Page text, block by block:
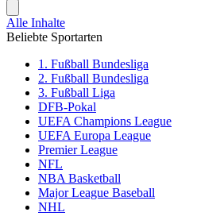
Alle Inhalte
Beliebte Sportarten
1. Fußball Bundesliga
2. Fußball Bundesliga
3. Fußball Liga
DFB-Pokal
UEFA Champions League
UEFA Europa League
Premier League
NFL
NBA Basketball
Major League Baseball
NHL